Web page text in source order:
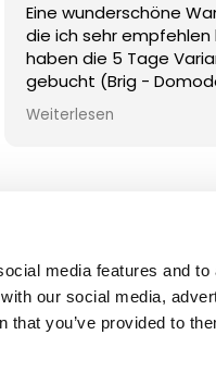
media features and to
our social media,
you’ve provided to
Eine wunderschöne
die ich sehr empfehlen
haben die 5 Tage
gebucht (Brig -
alles einfach tip top
Weiterlesen
+41 27 921 60 30